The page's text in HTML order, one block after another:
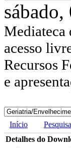
Mediateca
acesso
Recursos
e
Início
Detalhes do